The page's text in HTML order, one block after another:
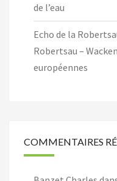
de l’eau
Echo de la
Robertsau –
européennes
COMMENTAIRES